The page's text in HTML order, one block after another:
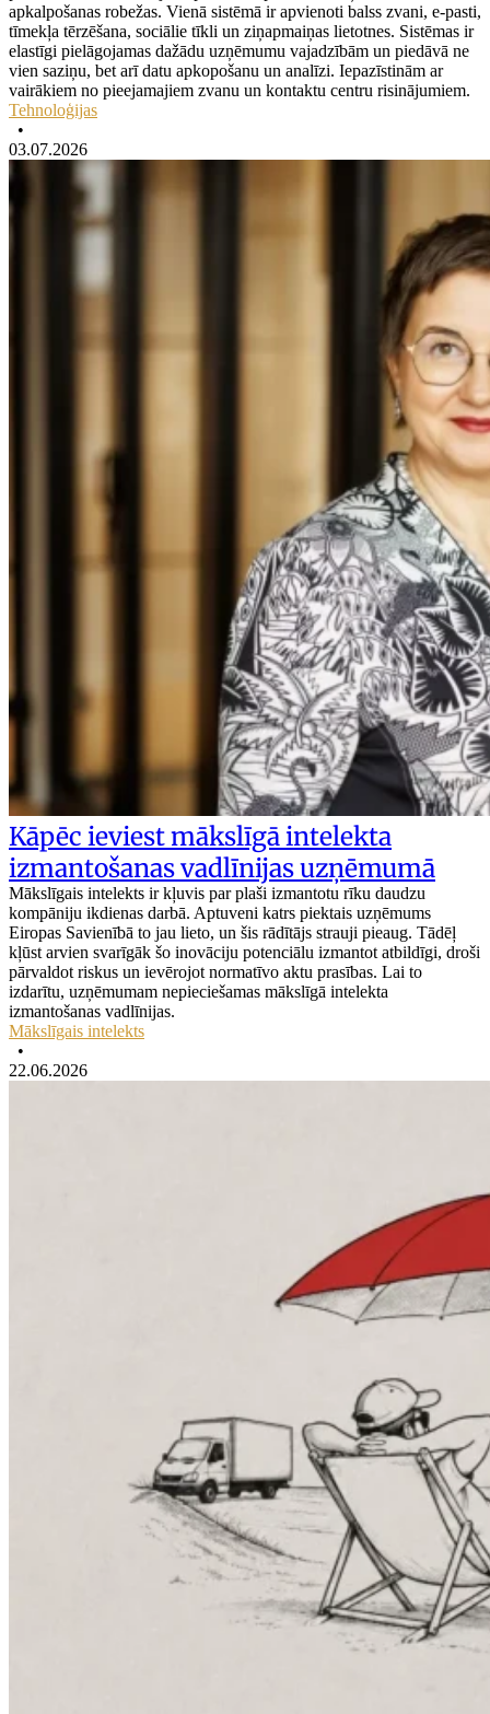
apkalpošanas robežas. Vienā sistēmā ir apvienoti balss zvani, e-pasti,
tīmekļa tērzēšana, sociālie tīkli un ziņapmaiņas lietotnes. Sistēmas ir
elastīgi pielāgojamas dažādu uzņēmumu vajadzībām un piedāvā ne
vien saziņu, bet arī datu apkopošanu un analīzi. Iepazīstinām ar
vairākiem no pieejamajiem zvanu un kontaktu centru risinājumiem.
Tehnoloģijas
•
03.07.2026
Kāpēc ieviest mākslīgā intelekta
izmantošanas vadlīnijas uzņēmumā
Mākslīgais intelekts ir kļuvis par plaši izmantotu rīku daudzu
kompāniju ikdienas darbā. Aptuveni katrs piektais uzņēmums
Eiropas Savienībā to jau lieto, un šis rādītājs strauji pieaug. Tādēļ
kļūst arvien svarīgāk šo inovāciju potenciālu izmantot atbildīgi, droši
pārvaldot riskus un ievērojot normatīvo aktu prasības. Lai to
izdarītu, uzņēmumam nepieciešamas mākslīgā intelekta
izmantošanas vadlīnijas.
Mākslīgais intelekts
•
22.06.2026